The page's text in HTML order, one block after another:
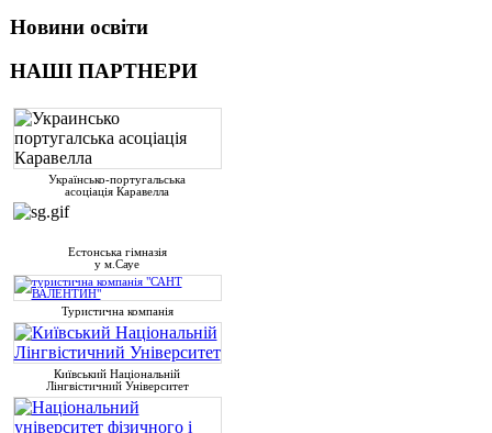
Новини освіти
НАШІ ПАРТНЕРИ
Українсько-португальська
асоціація Каравелла
Естонська гімназія
у м.Сауе
Туристична компанія
Київський Національній
Лінгвістичний Університет